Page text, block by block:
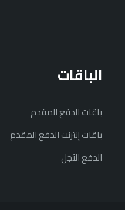
الباقات
باقات الدفع المقدم
باقات إنترنت الدفع المقدم
الدفع الآجل